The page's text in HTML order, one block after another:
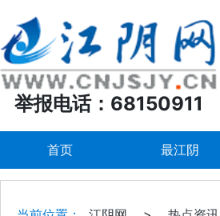
举报电话：68150911
首页 最江阴